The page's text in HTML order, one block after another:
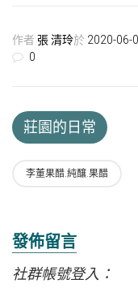
作者 張 清玲於 2020-06-
0
莊園的日常
李董果醋.純釀.果醋
發佈留言
社群帳號登入：